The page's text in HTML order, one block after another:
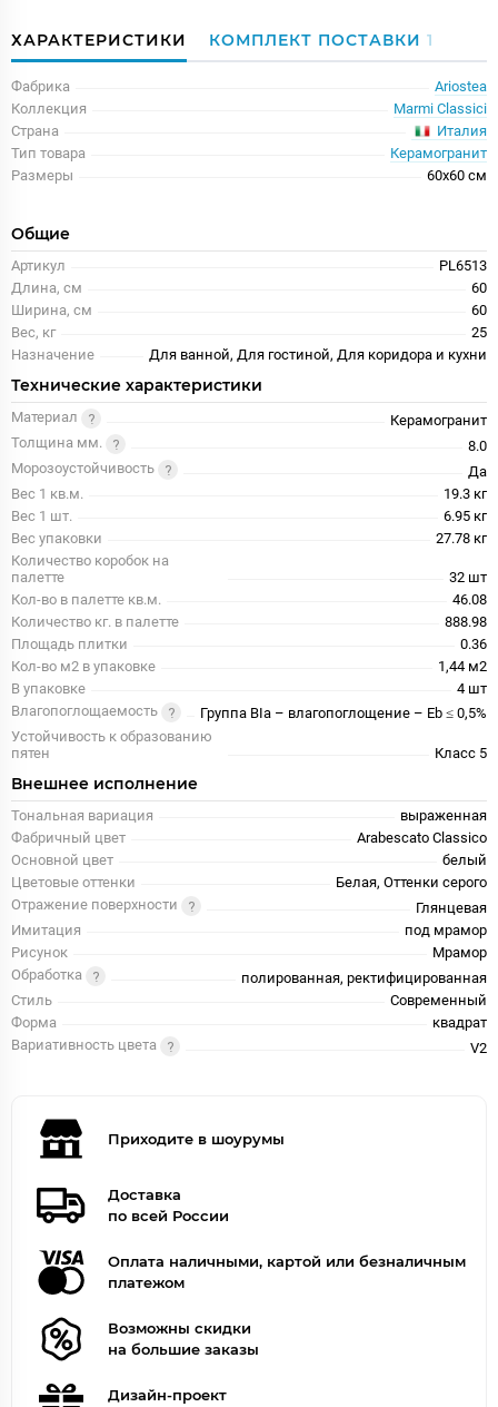
ХАРАКТЕРИСТИКИ КОМПЛЕКТ ПОСТАВКИ 1
Фабрика
Ariostea
Коллекция
Marmi Classici
Страна
Италия
Тип товара
Керамогранит
Размеры
60x60 см
Общие
Артикул
PL6513
Длина, см
60
Ширина, см
60
Вес, кг
25
Назначение
Для ванной, Для гостиной, Для коридора и кухни
Технические характеристики
Материал
Керамогранит
Толщина мм.
8.0
Морозоустойчивость
Да
Вес 1 кв.м.
19.3 кг
Вес 1 шт.
6.95 кг
Вес упаковки
27.78 кг
Количество коробок на
палетте
32 шт
Кол-во в палетте кв.м.
46.08
Количество кг. в палетте
888.98
Площадь плитки
0.36
Кол-во м2 в упаковке
1,44 м2
В упаковке
4 шт
Влагопоглощаемость
Группа BIa – влагопоглощение – Eb ≤ 0,5%
Устойчивость к образованию
пятен
Класс 5
Внешнее исполнение
Тональная вариация
выраженная
Фабричный цвет
Arabescato Classico
Основной цвет
белый
Цветовые оттенки
Белая, Оттенки серого
Отражение поверхности
Глянцевая
Имитация
под мрамор
Рисунок
Мрамор
Обработка
полированная, ректифицированная
Стиль
Современный
Форма
квадрат
Вариативность цвета
V2
Приходите в шоурумы
Доставка
по всей России
Оплата наличными, картой или безналичным
платежом
Возможны скидки
на большие заказы
Дизайн-проект